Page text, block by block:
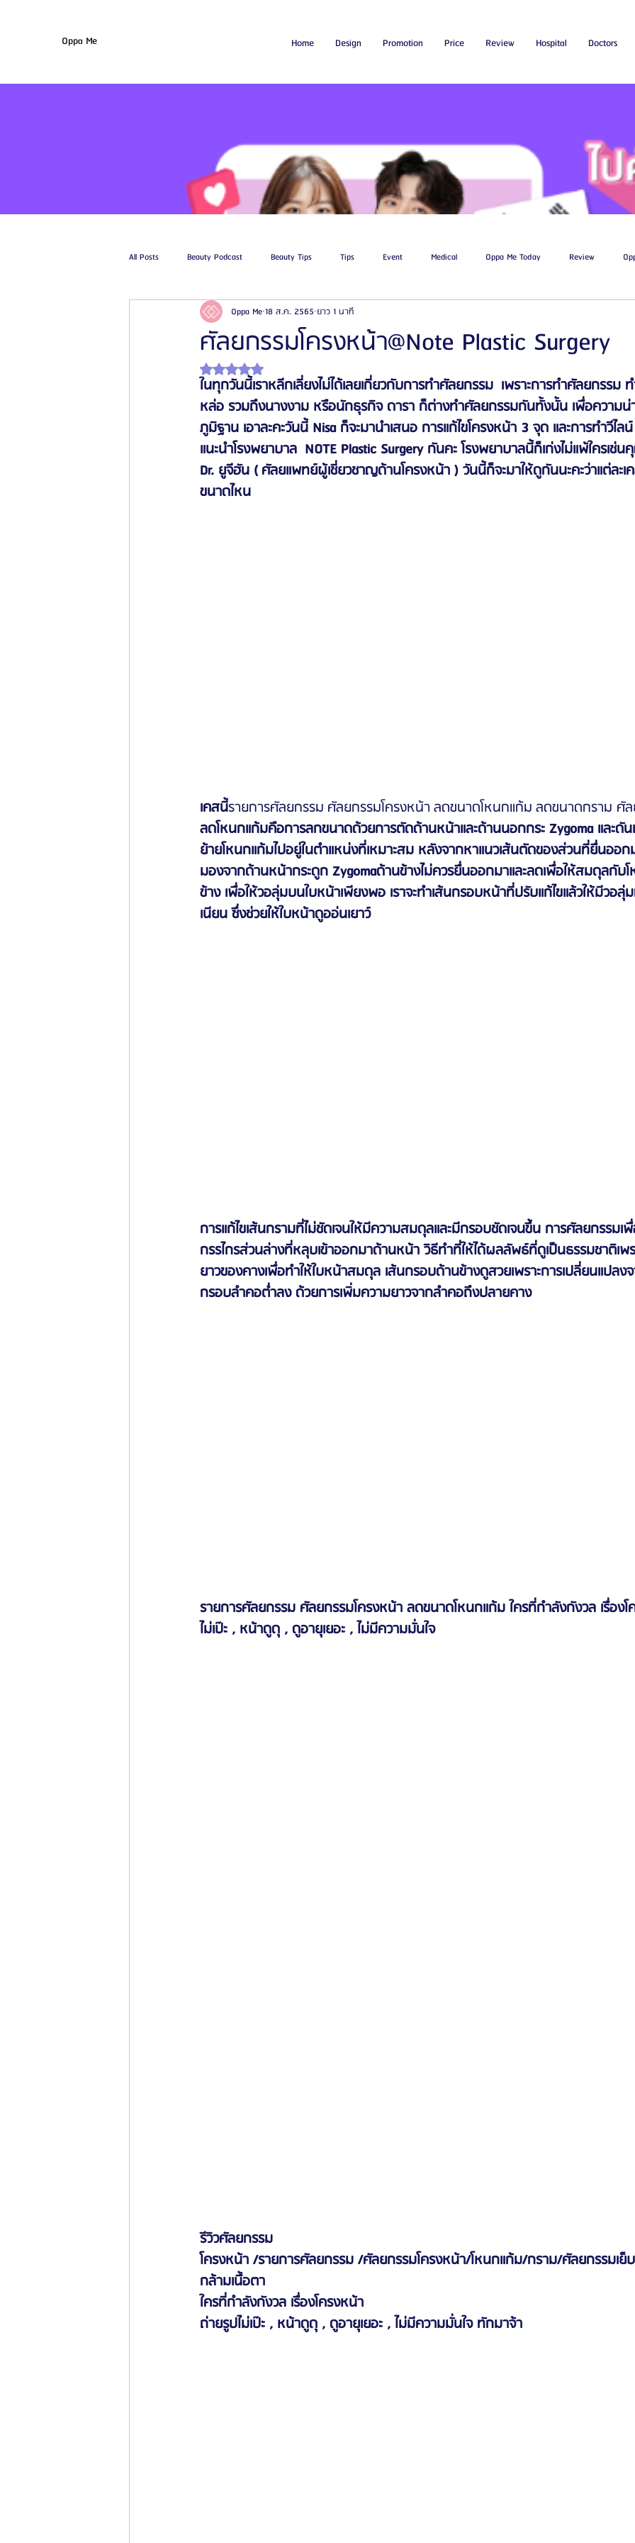
Home Design Promotion Price Review Hospital Doctors
Oppa Me
All Posts Beauty Podcast Beauty Tips Tips Event Medical Oppa Me Today Review
รีวิวศัลยกรรมฉีดไขมัน รีวิวศัลยกรรมดูดไขมัน
โรงพยาบาลศัลยกรรมเฟรช
รีวิวศัลยกรรมผู้ชาย โรงพยาบาลศัลยกรรมมาอิน โรงพยาบาลศัลยกรรมนานะ โรงพยาบาลศัลยกรรมรูบี
ข่าวสารศัลยกรรมเกาหลี
ศัลยกรรมโครงหน้า@Note Plastic Surgery
Oppa Me 18 ส.ค. 2565 ยาว 1 นาที
ได้รับ NaN เต็ม 5 ดาว
ในทุกวันนี้เราหลีกเลี่ยงไม่ได้เลยเกี่ยวกับการทำศัลยกรรม  เพราะการทำศัลยกรรม
หล่อ รวมถึงนางงาม หรือนักธุรกิจ ดารา ก็ต่างทำศัลยกรรมกันทั้งนั้น เพื่อความน่
ภูมิฐาน เอาละคะวันนี้ Nisa ก็จะมานำเสนอ การแก้ไขโครงหน้า 3 จุด และการทำวีไ
แนะนำโรงพยาบาล  NOTE Plastic Surgery กันคะ โรงพยาบาลนี้ก็เก่งไม่แพ้ใครเช่
Dr. ยูจีฮัน ( ศัลยแพทย์ผู้เชี่ยวชาญด้านโครงหน้า ) วันนี้ก็จะมาให้ดูกันนะคะว่าแต่ละเ
ขนาดไหน
เคสนี้รายการศัลยกรรม ศัลยกรรมโครงหน้า ลดขนาดโหนกแก้ม ลดขนาดกราม ศั
ลดโหนกแก้มคือการลกขนาดด้วยการตัดด้านหน้าและด้านนอกกระ Zygoma และดันเ
ย้ายโหนกแก้มไปอยู่ในตำแหน่งที่เหมาะสม หลังจากหาแนวเส้นตัดของส่วนที่ยื่นออ
มองจากด้านหน้ากระดูก Zygomaด้านข้างไม่ควรยื่นออกมาและลดเพื่อให้สมดุลกับ
ข้าง เพื่อให้วอลุ่มบนใบหน้าเพียงพอ เราจะทำเส้นกรอบหน้าที่ปรับแก้ไขแล้วให้มีวอลุ่
เนียน ซึ่งช่วยให้ใบหน้าดูออ่นเยาว์
การแก้ไขเส้นกรามที่ไม่ชัดเจนให้มีความสมดุลและมีกรอบชัดเจนขึ้น การศัลยกรรมเ
กรรไกรส่วนล่างที่หลุบเข้าออกมาด้านหน้า วิธีทำที่ให้ได้ผลลัพธ์ที่ดูเป็นธรรมชาติเพ
ยาวของคางเพื่อทำให้ใบหน้าสมดุล เส้นกรอบด้านข้างดูสวยเพราะการเปลี่ยนแปลง
กรอบลำคอต่ำลง ด้วยการเพิ่มความยาวจากลำคอถึงปลายคาง
รายการศัลยกรรม ศัลยกรรมโครงหน้า ลดขนาดโหนกแก้ม ใครที่กำลังกังวล เรื่องโ
ไม่เป๊ะ , หน้าดูดุ , ดูอายุเยอะ , ไม่มีความมั่นใจ
รีวิวศัลยกรรม
โครงหน้า /รายการศัลยกรรม /ศัลยกรรมโครงหน้า/โหนกแก้ม/กราม/ศัลยกรรมเ
กล้ามเนื้อตา
ใครที่กำลังกังวล เรื่องโครงหน้า
ถ่ายรูปไม่เป๊ะ , หน้าดูดุ , ดูอายุเยอะ , ไม่มีความมั่นใจ ทักมาจ้า